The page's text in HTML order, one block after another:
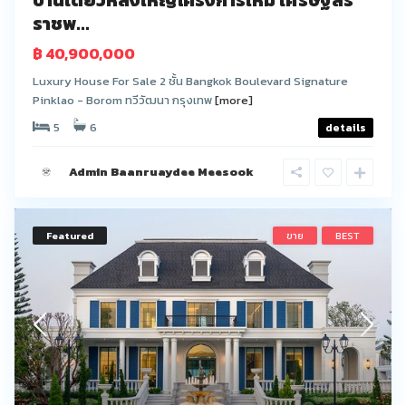
ราชพ...
฿ 40,900,000
Luxury House For Sale 2 ชั้น Bangkok Boulevard Signature
Pinklao - Borom ทวีวัฒนา กรุงเทพ[more]
5
6 details
Admin Baanruaydee Meesook
Featured ขาย BEST